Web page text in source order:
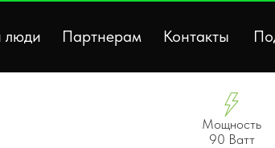
Контакты
Партнерам
люди
Мощность
90 Ватт